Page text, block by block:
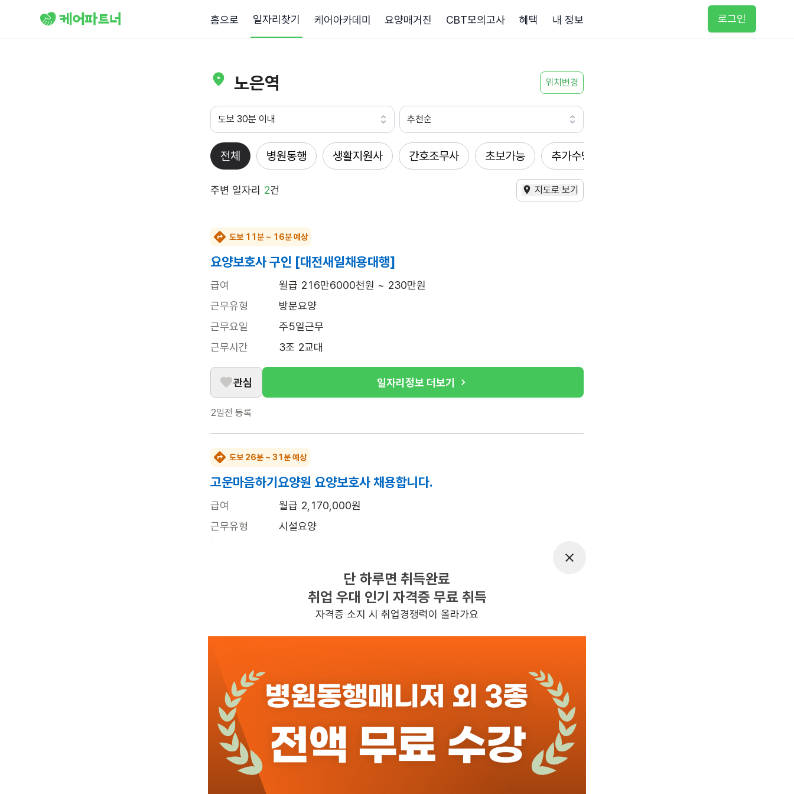
홈으로 일자리찾기 케어아카데미 요양매거진 CBT모의고사 혜택 내 정보 로그인
노은역 위치변경
도보 30분 이내 추천순
전체 병원동행 생활지원사 간호조무사 초보가능 추가수당
주변 일자리 2건 지도로 보기
도보 11분 ~ 16분 예상
요양보호사 구인 [대전새일채용대행]
급여
월급 216만6000천원 ~ 230만원
근무유형
방문요양
근무요일
주5일근무
근무시간
3조 2교대
관심 일자리정보 더보기
2일전 등록
도보 26분 ~ 31분 예상
고운마음하기요양원 요양보호사 채용합니다.
급여
월급 2,170,000원
근무유형
시설요양
야간근무 : 18시~익일09시
, 주 5일 근무, 평균근무시간 : 40
관심 일자리정보 더보기
반경 3KM 이내의 일자리 확인하기
단 하루면 취득완료
취업 우대 인기 자격증 무료 취득
자격증 소지 시 취업경쟁력이 올라가요